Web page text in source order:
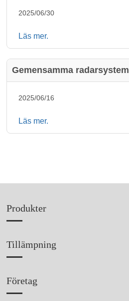
2025/06/30
Läs mer.
Gemensamma radarsystem
2025/06/16
Läs mer.
Produkter
Tillämpning
Företag